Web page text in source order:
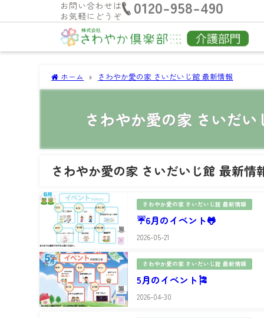
お問い合わせは
お気軽にどうぞ
0120-958-490
ホーム さわやか愛の家 さいだいじ館 最新情報
さわやか愛の家 さいだ
さわやか愛の家 さいだいじ館 最新情
さわやか愛の家 さいだいじ館 最新情報
☔️6月のイベント🐸
2026-05-21
さわやか愛の家 さいだいじ館 最新情報
5月のイベント🎏
2026-04-30